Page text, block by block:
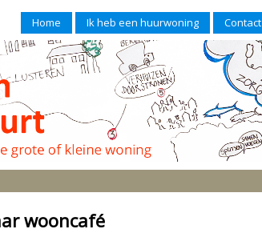
Home Ik heb een huurwoning Contact
wooncafé